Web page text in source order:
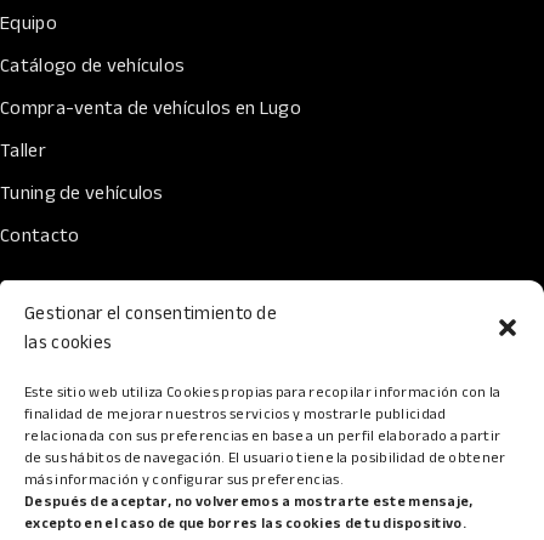
Gestionar el consentimiento de
las cookies
Este sitio web utiliza Cookies propias para recopilar información con la
finalidad de mejorar nuestros servicios y mostrarle publicidad
relacionada con sus preferencias en base a un perfil elaborado a partir
de sus hábitos de navegación. El usuario tiene la posibilidad de obtener
más información y configurar sus preferencias.
Después de aceptar, no volveremos a mostrarte este mensaje,
excepto en el caso de que borres las cookies de tu dispositivo.
Equipo
Catálogo de vehículos
Compra-venta de vehículos en Lugo
Taller
Tuning de vehículos
Contacto
Legal
Mapa web
Accesibilidad
Política de Privacidad
Lun-Vie: 10:00 AM - 18:00
PM
Sábado: Cerrado
Domingo: Cerrado